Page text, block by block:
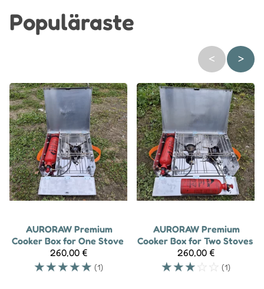
Populäraste
AURORAW Premium
Cooker Box for One Stove
260,00 €
☆☆☆☆☆ (1)
AURORAW Premium
Cooker Box for Two Stoves
260,00 €
☆☆☆☆ ☆ (1)